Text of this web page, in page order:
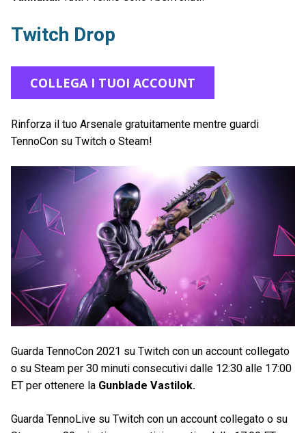
Twitch Drop
COLLEGA I TUOI ACCOUNT
Rinforza il tuo Arsenale gratuitamente mentre guardi
TennoCon su Twitch o Steam!
Guarda TennoCon 2021 su Twitch con un account collegato
o su Steam per 30 minuti consecutivi dalle 12:30 alle 17:00
ET per ottenere la Gunblade Vastilok.
Guarda TennoLive su Twitch con un account collegato o su